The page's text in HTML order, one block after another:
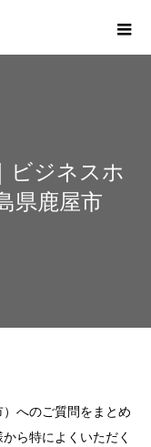
ビジネスホ
県鹿屋市
へのご質問をまとめ
ら特によくいただく